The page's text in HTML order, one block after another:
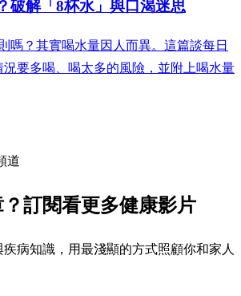
破解「8杯水」與口渴迷思
嗎？其實喝水量因人而異。這篇談每日
要多喝、喝太多的風險，並附上喝水量
道
訂閱看更多健康影片
病知識，用最淺顯的方式照顧你和家人